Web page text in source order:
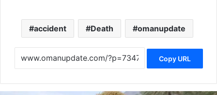
accident Death omanupdate
Copy URL